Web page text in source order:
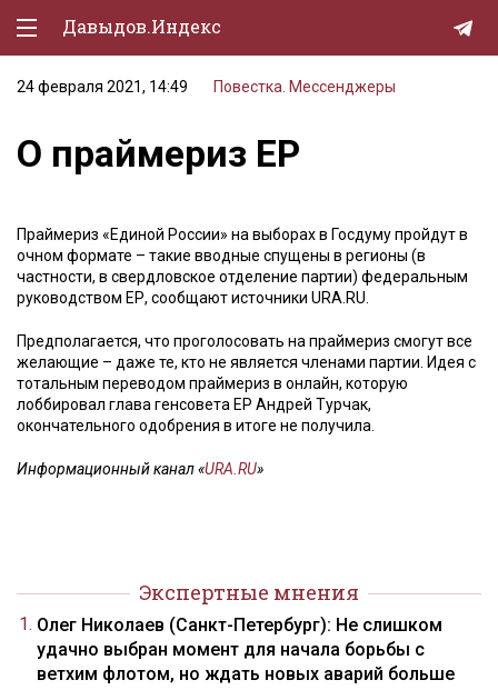
Давыдов.Индекс
Политическая жизнь
Экономика
Образование
Спорт
Lifestyle
Мурзилка
24 февраля 2021, 14:49 Повестка. Мессенджеры
О праймериз ЕР
Праймериз «Единой России» на выборах в Госдуму пройдут в
очном формате – такие вводные спущены в регионы (в
частности, в свердловское отделение партии) федеральным
руководством ЕР, сообщают источники URA.RU.
Предполагается, что проголосовать на праймериз смогут все
желающие – даже те, кто не является членами партии. Идея с
тотальным переводом праймериз в онлайн, которую
лоббировал глава генсовета ЕР Андрей Турчак,
окончательного одобрения в итоге не получила.
Информационный канал «URA.RU»
Экспертные мнения
Олег Николаев (Санкт-Петербург): Не слишком
удачно выбран момент для начала борьбы с
ветхим флотом, но ждать новых аварий больше